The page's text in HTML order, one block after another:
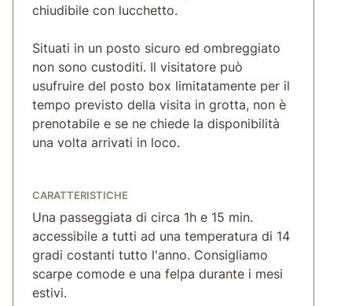
chiudibile con lucchetto.
Situati in un posto sicuro ed ombreggiato
non sono custoditi. Il visitatore può
usufruire del posto box limitatamente per il
tempo previsto della visita in grotta, non è
prenotabile e se ne chiede la disponibilità
una volta arrivati in loco.
CARATTERISTICHE
Una passeggiata di circa 1h e 15 min.
accessibile a tutti ad una temperatura di 14
gradi costanti tutto l'anno. Consigliamo
scarpe comode e una felpa durante i mesi
estivi.